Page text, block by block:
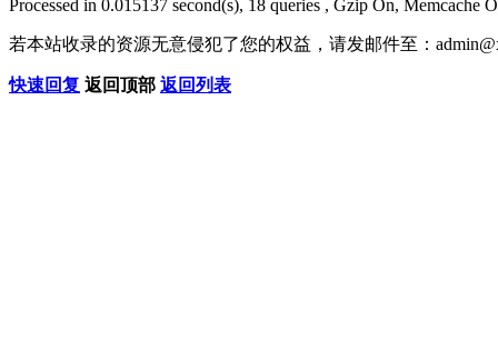
Processed in 0.015137 second(s), 18 queries , Gzip On, Memcache
若本站收录的资源无意侵犯了您的权益，请发邮件至：
快速回复 返回顶部 返回列表